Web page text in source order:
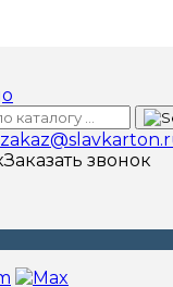
Заказать звонок